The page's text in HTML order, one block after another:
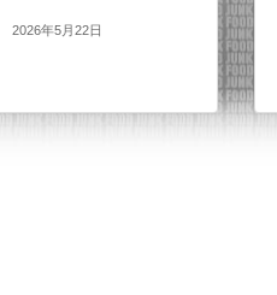
2026年5月22日